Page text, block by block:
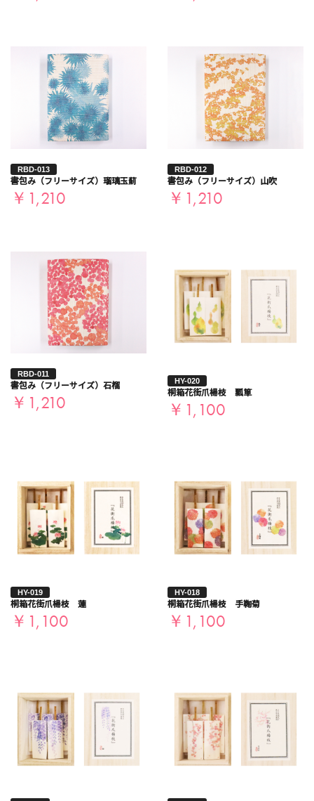
RBD-013
書包み（フリーサイズ）瑠璃玉薊
￥1,210
RBD-012
書包み（フリーサイズ）山吹
￥1,210
RBD-011
書包み（フリーサイズ）石榴
￥1,210
HY-020
桐箱花街爪楊枝 瓢箪
￥1,100
HY-019
桐箱花街爪楊枝 蓮
￥1,100
HY-018
桐箱花街爪楊枝 手鞠菊
￥1,100